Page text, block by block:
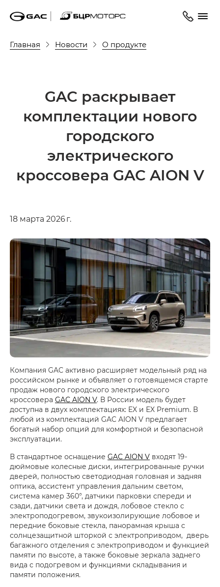
Главная Новости О продукте
GAC раскрывает
комплектации нового
городского
электрического
кроссовера GAC AION V
18 марта 2026 г.
Компания GAC активно расширяет модельный ряд на
российском рынке и объявляет о готовящемся старте
продаж нового городского электрического
кроссовера GAC AION V. В России модель будет
доступна в двух комплектациях: EX и EX Premium. В
любой из комплектаций GAC AION V предлагает
богатый набор опций для комфортной и безопасной
эксплуатации.
В стандартное оснащение GAC AION V входят 19-
дюймовые колесные диски, интегрированные ручки
дверей, полностью светодиодная головная и задняя
оптика, ассистент управления дальним светом,
система камер 360°, датчики парковки спереди и
сзади, датчики света и дождя, лобовое стекло с
электроподогревом, звукоизолирующие лобовое и
передние боковые стекла, панорамная крыша с
солнцезащитной шторкой с электроприводом, дверь
багажного отделения с электроприводом и функцией
памяти по высоте, а также боковые зеркала заднего
вида с подогревом и функциями складывания и
памяти положения.